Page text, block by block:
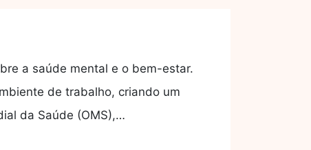
a saúde mental e o bem-estar.
de trabalho, criando um
da Saúde (OMS),…